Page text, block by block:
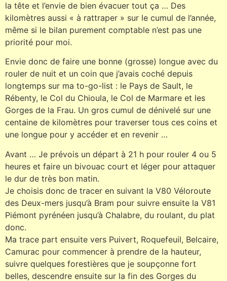
la tête et l’envie de bien évacuer tout ça … Des
kilomètres aussi « à rattraper » sur le cumul de l’année,
même si le bilan purement comptable n’est pas une
priorité pour moi.
Envie donc de faire une bonne (grosse) longue avec du
rouler de nuit et un coin que j’avais coché depuis
longtemps sur ma to-go-list : le Pays de Sault, le
Rébenty, le Col du Chioula, le Col de Marmare et les
Gorges de la Frau. Un gros cumul de dénivelé sur une
centaine de kilomètres pour traverser tous ces coins et
une longue pour y accéder et en revenir …
Avant … Je prévois un départ à 21 h pour rouler 4 ou 5
heures et faire un bivouac court et léger pour attaquer
le dur de très bon matin.
Je choisis donc de tracer en suivant la V80 Véloroute
des Deux-mers jusqu’à Bram pour suivre ensuite la V81
Piémont pyrénéen jusqu’à Chalabre, du roulant, du plat
donc.
Ma trace part ensuite vers Puivert, Roquefeuil, Belcaire,
Camurac pour commencer à prendre de la hauteur,
suivre quelques forestières que je soupçonne fort
belles, descendre ensuite sur la fin des Gorges du